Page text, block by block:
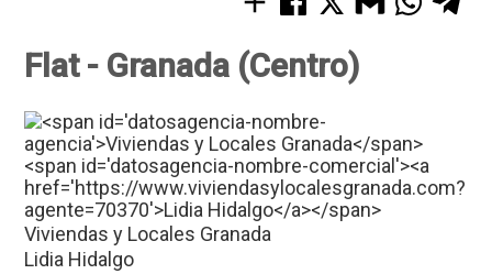
Flat - Granada (Centro)
Viviendas y Locales Granada
Lidia Hidalgo